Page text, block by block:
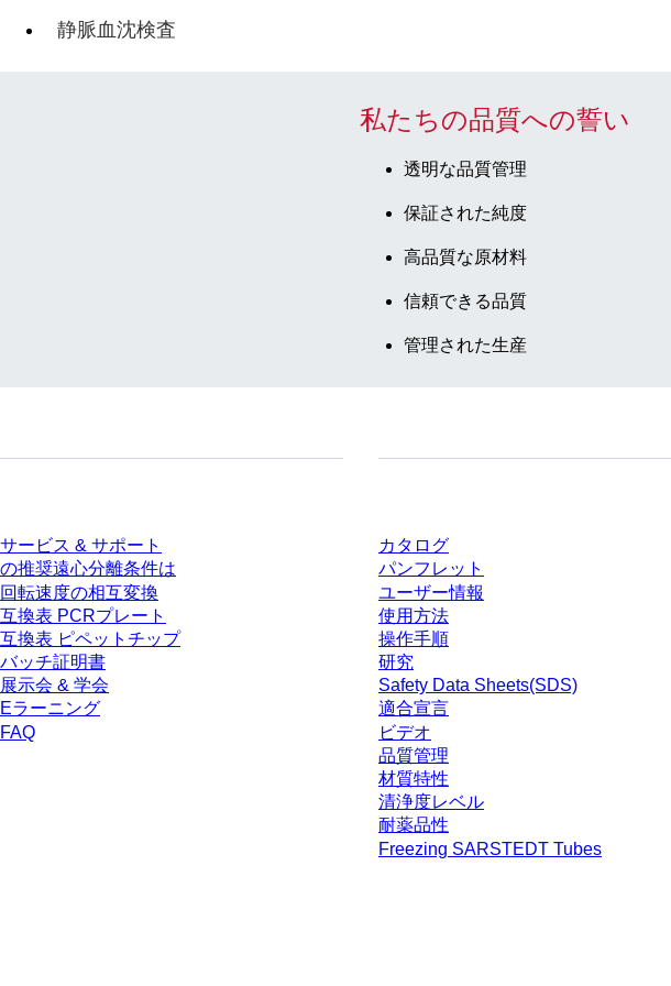
静脈血沈検査
私たちの品質への誓い
透明な品質管理
保証された純度
高品質な原材料
信頼できる品質
管理された生産
サービス & サポート
の推奨遠心分離条件は
回転速度の相互変換
互換表 PCRプレート
互換表 ピペットチップ
バッチ証明書
展示会 & 学会
Eラーニング
FAQ
カタログ
パンフレット
ユーザー情報
使用方法
操作手順
研究
Safety Data Sheets(SDS)
適合宣言
ビデオ
品質管理
材質特性
清浄度レベル
耐薬品性
Freezing SARSTEDT Tubes